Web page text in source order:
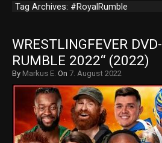
Tag Archives: #RoyalRumble
WRESTLINGFEVER
RUMBLE 2022“ (2022)
By Markus E. On 7. August 2022